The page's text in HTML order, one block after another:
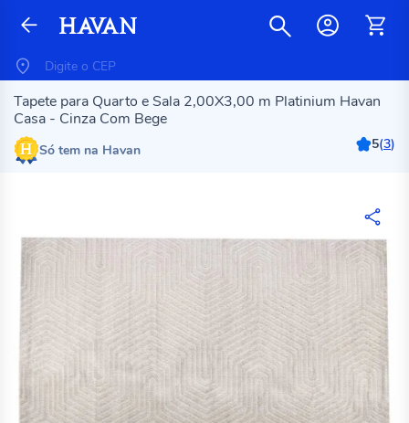
Tapete para Quarto e Sala 2,00X3,00 m Platinium Havan
Casa - Cinza Com Bege
Só tem na Havan 5(3)